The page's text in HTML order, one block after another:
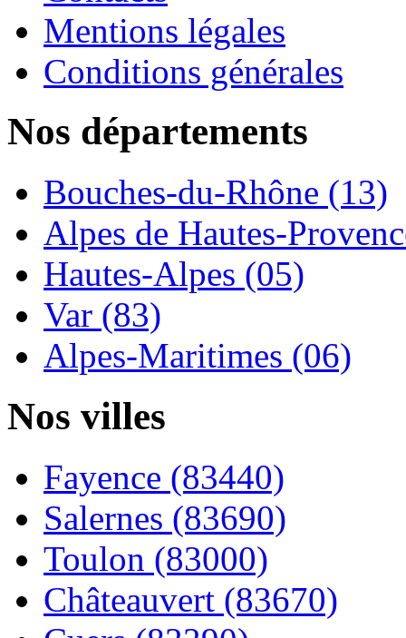
Mentions légales
Conditions générales
Nos départements
Bouches-du-Rhône (13)
Alpes de Hautes-
Hautes-Alpes (05)
Var (83)
Alpes-Maritimes (06)
Nos villes
Fayence (83440)
Salernes (83690)
Toulon (83000)
Châteauvert (83670)